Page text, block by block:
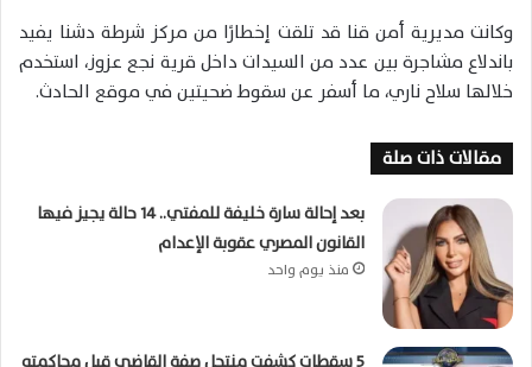
وكانت مديرية أمن قنا قد تلقت إخطارًا من مركز شرطة دشنا يفيد
باندلاع مشاجرة بين عدد من السيدات داخل قرية نجع عزوز، استخدم
خلالها سلاح ناري، ما أسفر عن سقوط ضحيتين في موقع الحادث.
مقالات ذات صلة
بعد إحالة سارة خليفة للمفتي.. 14 حالة يجيز فيها
القانون المصري عقوبة الإعدام
منذ يوم واحد
5 سقطات كشفت منتحل صفة القاضي قبل محاكمته